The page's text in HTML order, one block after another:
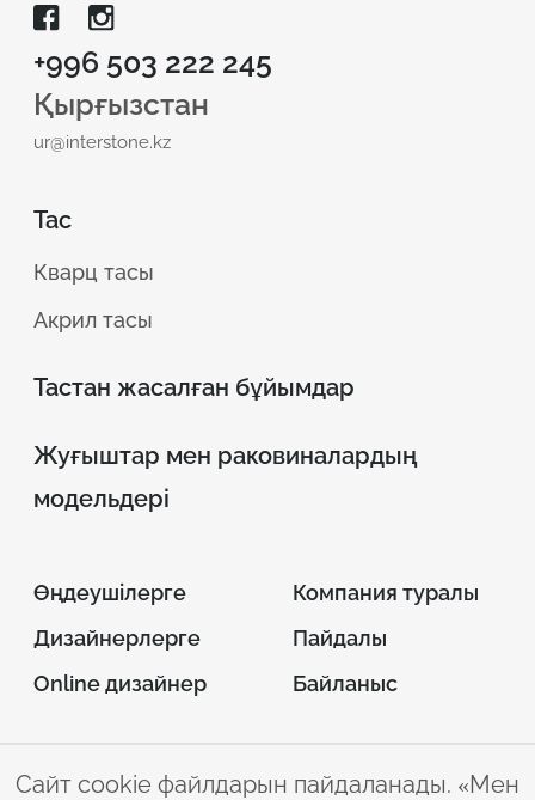
+996 503 222 245
Қырғызстан
ur@interstone.kz
Тас
Кварц тасы
Акрил тасы
Тастан жасалған бұйымдар
Жуғыштар мен раковиналардың
модельдері
Өңдеушілерге
Дизайнерлерге
Online дизайнер
Компания туралы
Пайдалы
Байланыс
© 2026 INTERSTONE –
Сайт cookie файлдарын пайдаланады. «Мен